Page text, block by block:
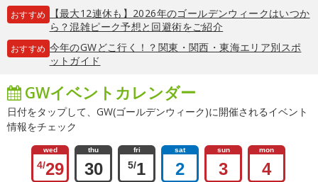
おすすめ
【最大12連休も】2026年のゴールデンウィークはいつか
ら？混雑ピーク予想と回避術をご紹介
おすすめ 今年のGWどこ行く！？関東・関西・東海エリア別スポ
ットガイド
GWイベントカレンダー
日付をタップして、GW(ゴールデンウィーク)に開催されるイベント
情報をチェック
wed
4/29
thu
30
fri
5/1
sat
2
sun
3
mon
4